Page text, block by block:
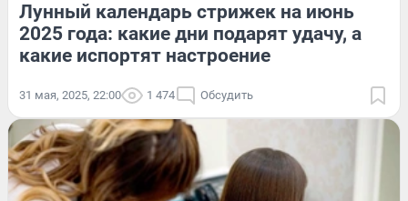
Лунный календарь стрижек на июнь
2025 года: какие дни подарят удачу, а
какие испортят настроение
31 мая, 2025, 22:00 1 474 Обсудить